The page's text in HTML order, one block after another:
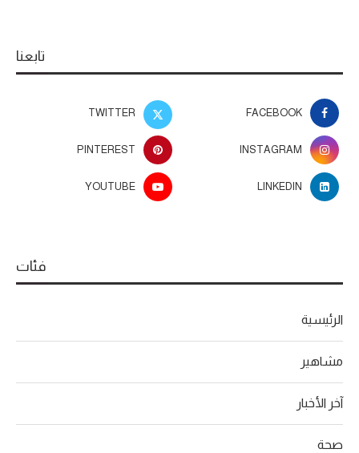
تابعنا
FACEBOOK
TWITTER
INSTAGRAM
PINTEREST
LINKEDIN
YOUTUBE
فئات
الرئيسية
مشاهير
آخر الأخبار
صحة